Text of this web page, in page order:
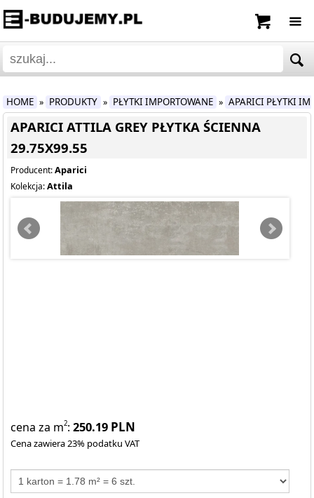
HOME » PRODUKTY » PŁYTKI IMPORTOWANE » APARICI PŁYTKI
APARICI ATTILA GREY PŁYTKA ŚCIENNA
29.75X99.55
Producent:Aparici
Kolekcja:Attila
cena za m2:250.19 PLN
Cena zawiera 23% podatku VAT